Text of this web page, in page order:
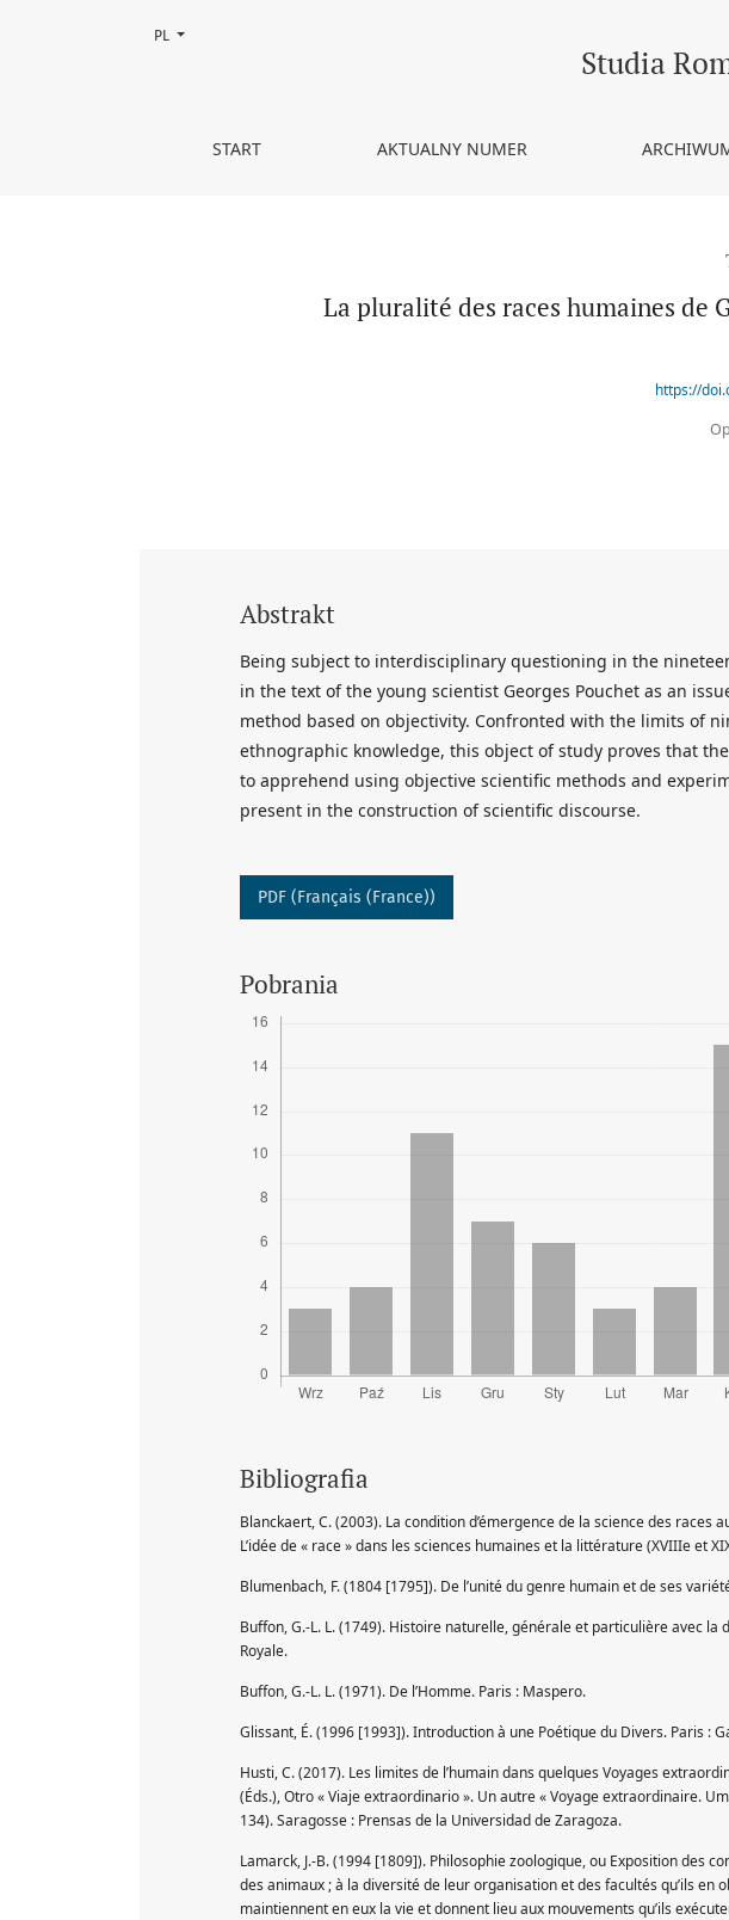
La pluralité des races humaines de G. Pouchet : l’imaginaire des discours
Studia
START AKTUALNY NUMER
Zmień język, obecnie wybrany to:
PL
La pluralité des races humaines de
https://
Abstrakt
Being subject to interdisciplinary questioning in the
in the text of the young scientist Georges Pouchet as an
method based on objectivity. Confronted with the limits of
ethnographic knowledge, this object of study proves that
to apprehend using objective scientific methods and
present in the construction of scientific discourse.
PDF (Français (France))
Pobrania
Bibliografia
Blanckaert, C. (2003). La condition d’émergence de la science des races
L’idée de « race » dans les sciences humaines et la littérature (XVIIIe et
Blumenbach, F. (1804 [1795]). De l’unité du genre humain et de ses
Buffon, G.-L. L. (1749). Histoire naturelle, générale et particulière avec la
Royale.
Buffon, G.-L. L. (1971). De l’Homme. Paris : Maspero.
Glissant, É. (1996 [1993]). Introduction à une Poétique du Divers. Paris :
Husti, C. (2017). Les limites de l’humain dans quelques Voyages
(Éds.), Otro « Viaje extraordinario ». Un autre « Voyage extraordinaire.
134). Saragosse : Prensas de la Universidad de Zaragoza.
Lamarck, J.-B. (1994 [1809]). Philosophie zoologique, ou Exposition des
des animaux ; à la diversité de leur organisation et des facultés qu’ils en
maintiennent en eux la vie et donnent lieu aux mouvements qu’ils